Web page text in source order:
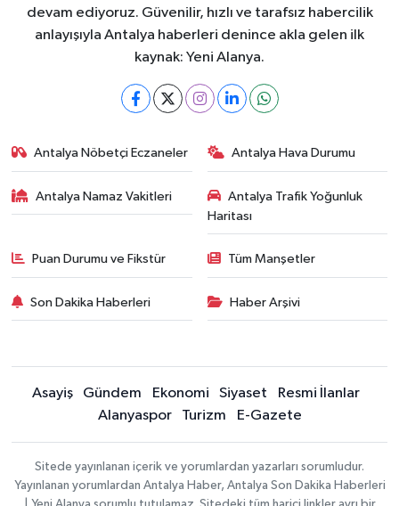
devam ediyoruz. Güvenilir, hızlı ve tarafsız habercilik
anlayışıyla Antalya haberleri denince akla gelen ilk
kaynak: Yeni Alanya.
Antalya Nöbetçi Eczaneler Antalya Hava Durumu
Antalya Namaz Vakitleri
Antalya Trafik Yoğunluk
Haritası
Puan Durumu ve Fikstür Tüm Manşetler
Son Dakika Haberleri Haber Arşivi
Asayiş Gündem Ekonomi Siyaset
Resmi İlanlar
Alanyaspor
Turizm E-Gazete
Sitede yayınlanan içerik ve yorumlardan yazarları sorumludur.
Yayınlanan yorumlardan Antalya Haber, Antalya Son Dakika Haberleri